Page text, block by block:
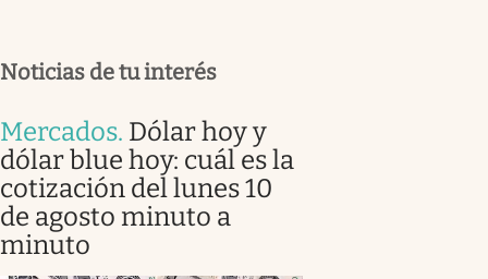
Noticias de tu interés
Mercados. Dólar hoy y
dólar blue hoy: cuál es la
cotización del lunes 10
de agosto minuto a
minuto